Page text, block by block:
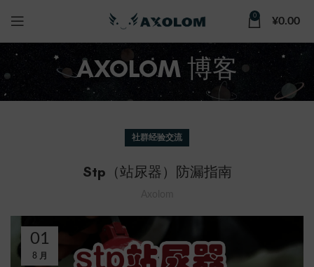
0 ¥0.00
AXOLOM 博客
社群经验交流
Stp（站尿器）防漏指南
01
8 月